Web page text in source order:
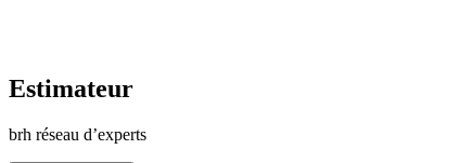
Estimateur
brh réseau d’experts